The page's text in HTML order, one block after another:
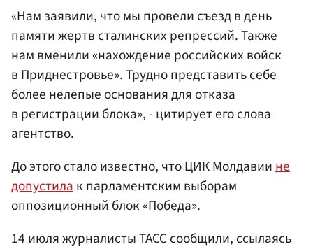
«Нам заявили, что мы провели съезд в день
памяти жертв сталинских репрессий. Также
нам вменили «нахождение российских войск
в Приднестровье». Трудно представить себе
более нелепые основания для отказа
в регистрации блока», - цитирует его слова
агентство.
До этого стало известно, что ЦИК Молдавиине
допустилак парламентским выборам
оппозиционный блок «Победа».
14 июля журналисты ТАСС сообщили, ссылаясь